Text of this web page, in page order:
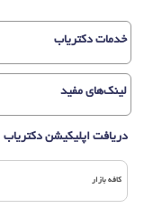
خدمات دکتریاب
لینک‌های مفید
دریافت اپلیکیشن دکتریاب
کافه بازار